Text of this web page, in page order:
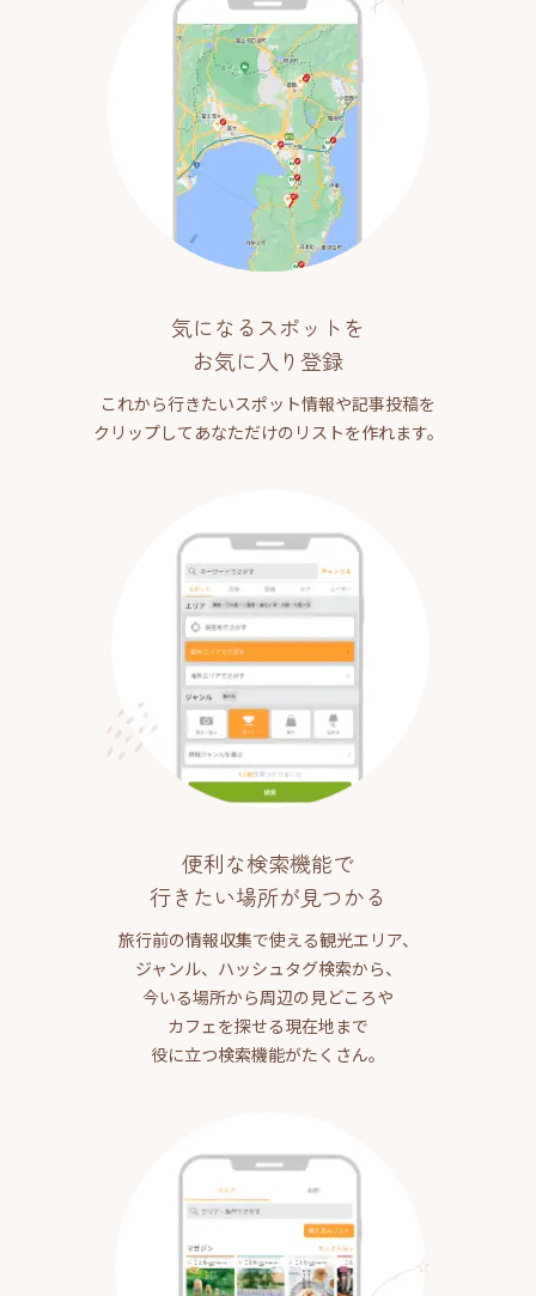
気になるスポットを
お気に入り登録
これから行きたいスポット情報や記事投稿を
クリップしてあなただけのリストを作れます。
便利な検索機能で
行きたい場所が見つかる
旅行前の情報収集で使える観光エリア、
ジャンル、ハッシュタグ検索から、
今いる場所から周辺の見どころや
カフェを探せる現在地まで
役に立つ検索機能がたくさん。